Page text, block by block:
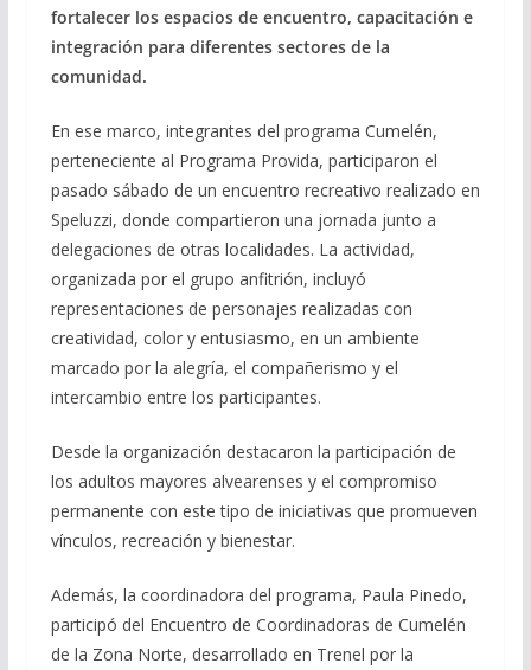
fortalecer los espacios de encuentro, capacitación e
integración para diferentes sectores de la
comunidad.
En ese marco, integrantes del programa Cumelén,
perteneciente al Programa Provida, participaron el
pasado sábado de un encuentro recreativo realizado en
Speluzzi, donde compartieron una jornada junto a
delegaciones de otras localidades. La actividad,
organizada por el grupo anfitrión, incluyó
representaciones de personajes realizadas con
creatividad, color y entusiasmo, en un ambiente
marcado por la alegría, el compañerismo y el
intercambio entre los participantes.
Desde la organización destacaron la participación de
los adultos mayores alvearenses y el compromiso
permanente con este tipo de iniciativas que promueven
vínculos, recreación y bienestar.
Además, la coordinadora del programa, Paula Pinedo,
participó del Encuentro de Coordinadoras de Cumelén
de la Zona Norte, desarrollado en Trenel por la